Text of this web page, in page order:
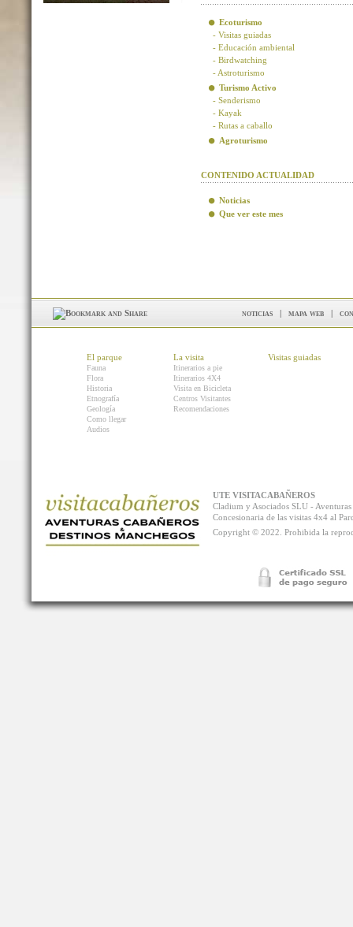
Ecoturismo
- Visitas guiadas
- Educación ambiental
- Birdwatching
- Astroturismo
Turismo Activo
- Senderismo
- Kayak
- Rutas a caballo
Agroturismo
CONTENIDO ACTUALIDAD
Noticias
Que ver este mes
noticias | mapa web |
El parque
Fauna
Flora
Historia
Etnografía
Geología
Como llegar
Audios
La visita
Itinerarios a pie
Itinerarios 4X4
Visita en Bicicleta
Centros Visitantes
Recomendaciones
Visitas guiadas
UTE VISITACABAÑEROS
Cladium y Asociados SLU -
Concesionaria de las visitas 4x4 al
Copyright © 2022. Prohibida la